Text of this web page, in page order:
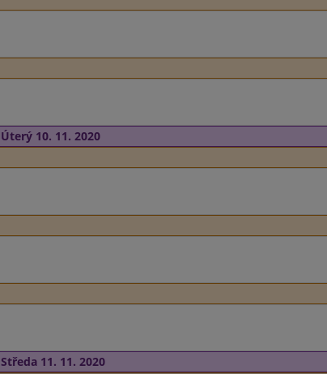
Úterý 10. 11. 2020
Středa 11. 11. 2020